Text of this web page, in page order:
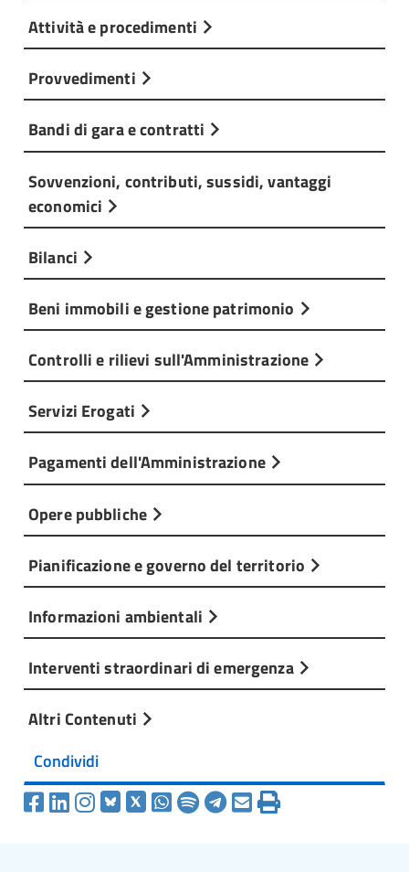
Attività e procedimenti
Provvedimenti
Bandi di gara e contratti
Sovvenzioni, contributi, sussidi, vantaggi
economici
Bilanci
Beni immobili e gestione patrimonio
Controlli e rilievi sull'Amministrazione
Servizi Erogati
Pagamenti dell'Amministrazione
Opere pubbliche
Pianificazione e governo del territorio
Informazioni ambientali
Interventi straordinari di emergenza
Altri Contenuti
Condividi